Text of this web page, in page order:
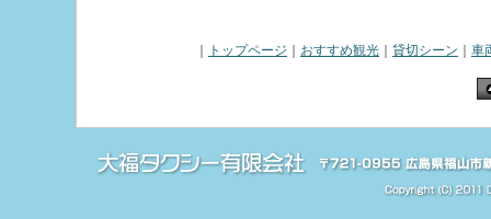
｜ トップページ ｜ おすすめ観光 ｜ 貸切シーン ｜ 車